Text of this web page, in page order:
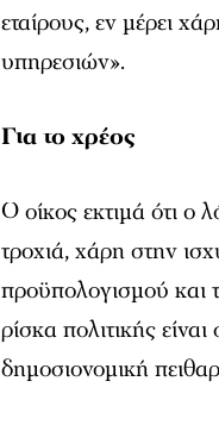
εταίρους, εν μέρει
υπηρεσιών».
Για το χρέος
Ο οίκος εκτιμά ότι ο
τροχιά, χάρη στην
προϋπολογισμού και
ρίσκα πολιτικής
δημοσιονομική